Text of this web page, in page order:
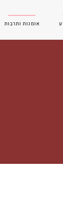
אומנות ותרבות